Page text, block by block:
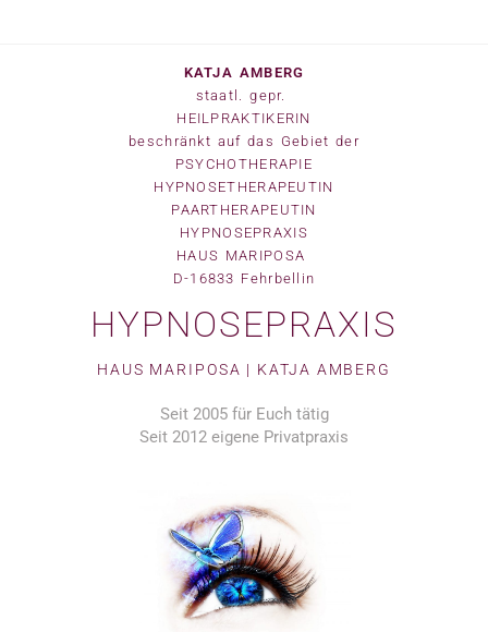
KATJA AMBERG
staatl. gepr.
HEILPRAKTIKERIN
beschränkt auf das Gebiet der
PSYCHOTHERAPIE
HYPNOSETHERAPEUTIN
PAARTHERAPEUTIN
HYPNOSEPRAXIS
HAUS MARIPOSA
D-16833 Fehrbellin
HYPNOSEPRAXIS
HAUS MARIPOSA | KATJA AMBERG
Seit 2005 für Euch tätig
Seit 2012 eigene Privatpraxis